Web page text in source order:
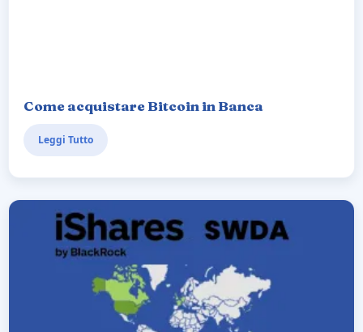
Come acquistare Bitcoin in Banca
Leggi Tutto